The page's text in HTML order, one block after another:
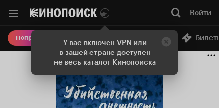
У вас включен VPN или
в вашей стране доступен
не весь каталог Кинопоиска
Войти
Попробовать Плюс Онлайн-кинотеатр